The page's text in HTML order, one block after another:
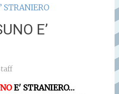
E’
E' STRANIERO…